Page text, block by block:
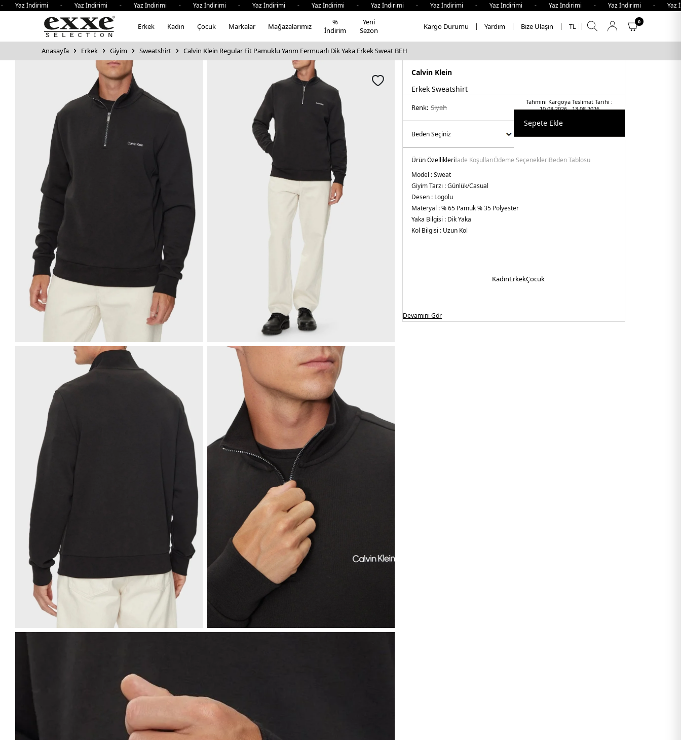
İndirimi - Yaz İndirimi - Yaz İndirimi - Yaz İndirimi - Yaz İndirimi - Yaz İndirimi - Yaz İndirimi - Yaz İndirimi - Yaz İndirimi - Yaz İndirimi - Yaz İndirimi -
Erkek Kadın Çocuk Markalar Mağazalarımız
%
İndirim
Yeni
Sezon
Kargo Durumu Yardım Bize Ulaşın TL
0
Anasayfa Erkek Giyim Sweatshirt Calvin Klein Regular Fit Pamuklu Yarım Fermuarlı Dik Yaka Erkek Sweat BEH
Calvin Klein
Erkek Sweatshirt
Tahmini Kargoya Teslimat Tarihi :
10.08.2026 - 13.08.2026
Renk: si̇yah
Sepete Ekle
Ürün Özellikleriİade KoşullarıÖdeme SeçenekleriBeden Tablosu
Model :Sweat
Giyim Tarzı :Günlük/Casual
Desen : Logolu
Materyal :% 65 Pamuk % 35 Polyester
Yaka Bilgisi : Dik Yaka
Kol Bilgisi : Uzun Kol
KadınErkekÇocuk
Devamını Gör